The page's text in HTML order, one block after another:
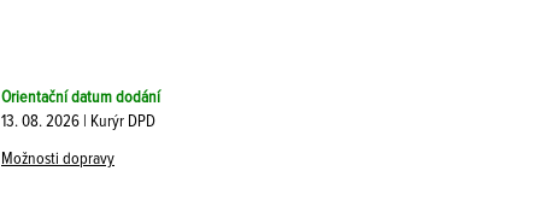
Orientační datum dodání
13. 08. 2026 | Kurýr DPD
Možnosti dopravy